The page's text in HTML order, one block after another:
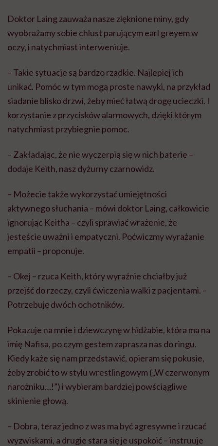
Doktor Laing zauważa nasze zlęknione miny, gdy
wyobrażamy sobie chlust parującym earl greyem w
oczy, i natychmiast interweniuje.
– Takie sytuacje są bardzo rzadkie. Najlepiej ich
unikać. Pomóc w tym mogą proste nawyki, na przykład
siadanie blisko drzwi, żeby mieć łatwą drogę ucieczki. I
korzystanie z przycisków alarmowych, dzięki którym
natychmiast przybiegnie pomoc.
– Zakładając, że nie wyczerpią się w nich baterie –
dodaje Keith, nasz dyżurny czarnowidz.
– Możecie także wykorzystać umiejętności
aktywnego słuchania – mówi doktor Laing, całkowicie
ignorując Keitha – czyli sprawiać wrażenie, że
jesteście uważni i empatyczni. Poćwiczmy wyrażanie
empatii – proponuje.
– Okej – rzuca Keith, który wyraźnie chciałby już
przejść do rzeczy, czyli ćwiczenia walki z pacjentami. –
Potrzebuję dwóch ochotników.
Pokazuje na mnie i dziewczynę w hidżabie, która ma na
imię Nafisa, po czym gestem zaprasza nas do ringu.
Kiedy każe się nam przedstawić, opieram się pokusie,
żeby zrobić to w stylu wrestlingowym („W czerwonym
narożniku…!”) i wybieram bardziej powściągliwe
skinienie głową.
– Dobra, teraz jedno z was ma być agresywne i rzucać
wyzwiskami, a drugie stara się je uspokoić – instruuje